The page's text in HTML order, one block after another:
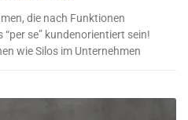
die nach Funktionen
se” kundenorientiert sein!
wie Silos im Unternehmen